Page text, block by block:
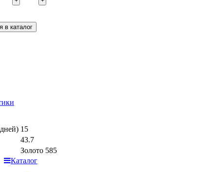
15
43.7
Золото 585
Каталог